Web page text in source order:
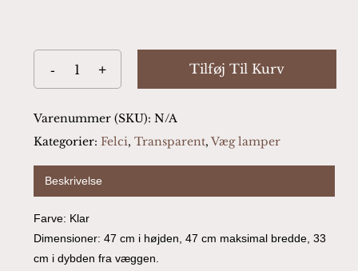
Tilføj Til Kurv
Varenummer (SKU): N/A
Kategorier: Felci, Transparent, Væg lamper
Beskrivelse
Farve: Klar
Dimensioner: 47 cm i højden, 47 cm maksimal bredde, 33
cm i dybden fra væggen.